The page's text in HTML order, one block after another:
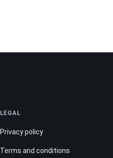
LEGAL
Privacy policy
Terms and conditions